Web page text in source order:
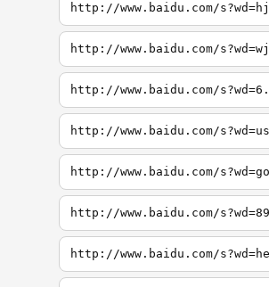
http://www.baidu.com/
http://www.baidu.com/
http://www.baidu.com/
http://www.baidu.com/
http://www.baidu.com/
http://www.baidu.com/
http://www.baidu.com/